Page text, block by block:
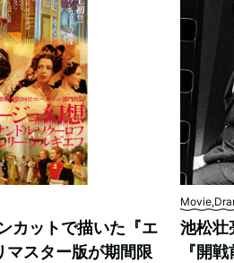
カットで描いた『エ
マスター版が期間限
池松壮
『開